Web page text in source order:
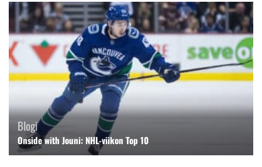
Blogi
Onside with Jouni: NHL-viikon Top 10